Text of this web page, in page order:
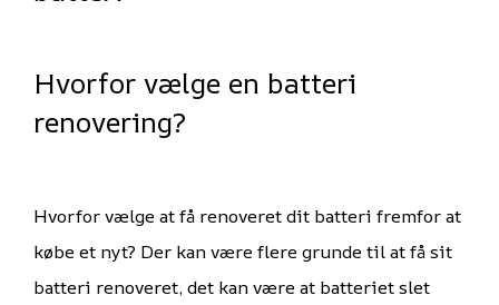
Hvorfor vælge en batteri
renovering?
Hvorfor vælge at få renoveret dit batteri fremfor at
købe et nyt? Der kan være flere grunde til at få sit
batteri renoveret, det kan være at batteriet slet